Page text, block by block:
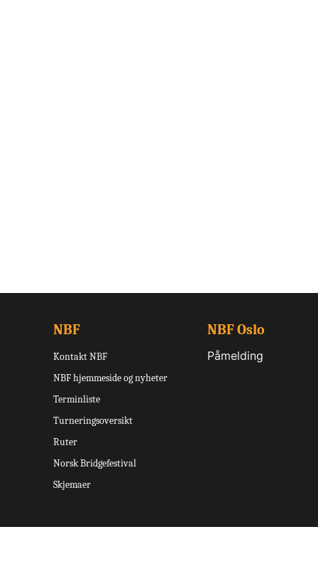
NBF
Kontakt NBF
NBF hjemmeside og nyheter
Terminliste
Turneringsoversikt
Ruter
Norsk Bridgefestival
Skjemaer
NBF Oslo
Påmelding